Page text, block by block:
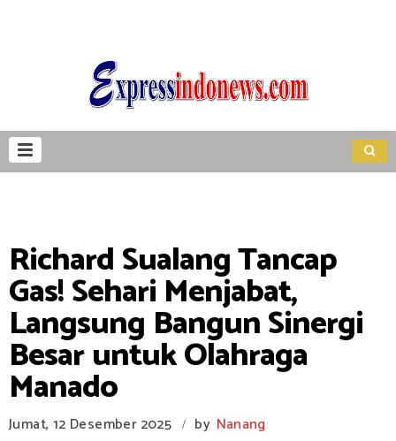
Richard Sualang Tancap
Gas! Sehari Menjabat,
Langsung Bangun Sinergi
Besar untuk Olahraga
Manado
Jumat, 12 Desember 2025 / by Nanang